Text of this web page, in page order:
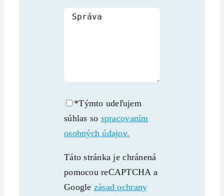
*Týmto udeľujem
súhlas so spracovaním
osobných údajov.
Táto stránka je chránená
pomocou reCAPTCHA a
Google zásad ochrany